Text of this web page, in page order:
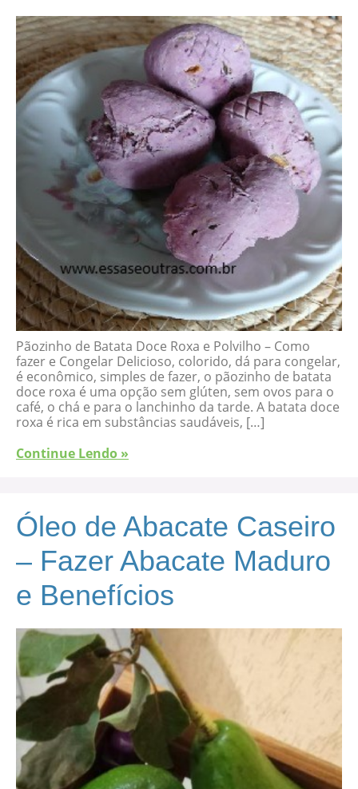
Pãozinho de Batata Doce Roxa e Polvilho – Como
fazer e Congelar Delicioso, colorido, dá para congelar,
é econômico, simples de fazer, o pãozinho de batata
doce roxa é uma opção sem glúten, sem ovos para o
café, o chá e para o lanchinho da tarde. A batata doce
roxa é rica em substâncias saudáveis, […]
Continue Lendo »
Óleo de Abacate Caseiro
– Fazer Abacate Maduro
e Benefícios